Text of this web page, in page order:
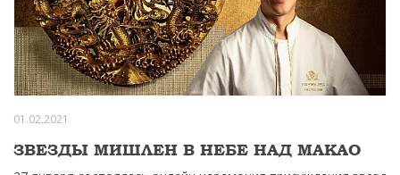
01.02.2021
ЗВЕЗДЫ МИШЛЕН В НЕБЕ НАД МАКАО